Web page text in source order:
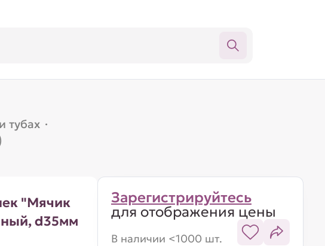
тубах ·
"Мячик
d35мм
Зарегистрируйтесь
для отображения цены
В наличии <1000 шт.